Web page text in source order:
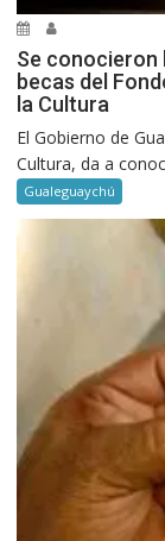
Se conocieron
becas del
la Cultura
El Gobierno de
Cultura, da a
Gualeguaychú